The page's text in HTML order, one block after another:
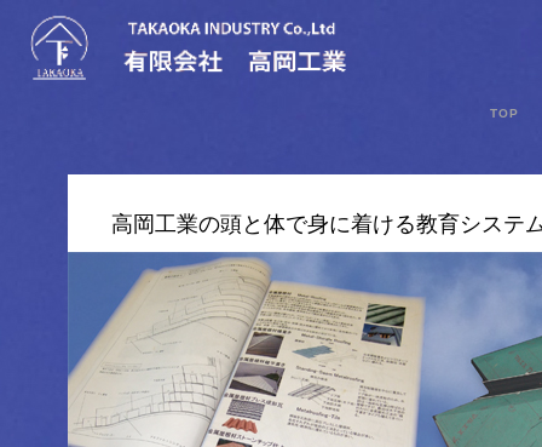
TOP
高岡工業の頭と体で身に着ける教育システ